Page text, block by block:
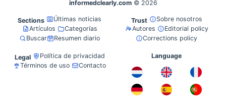
informedclearly.com © 2026
Sections
Últimas noticias
Artículos
Categorías
Buscar
Resumen diario
Trust
Sobre nosotros
Autores
Editorial policy
Corrections policy
Legal
Política de privacidad
Términos de uso
Contacto
Language